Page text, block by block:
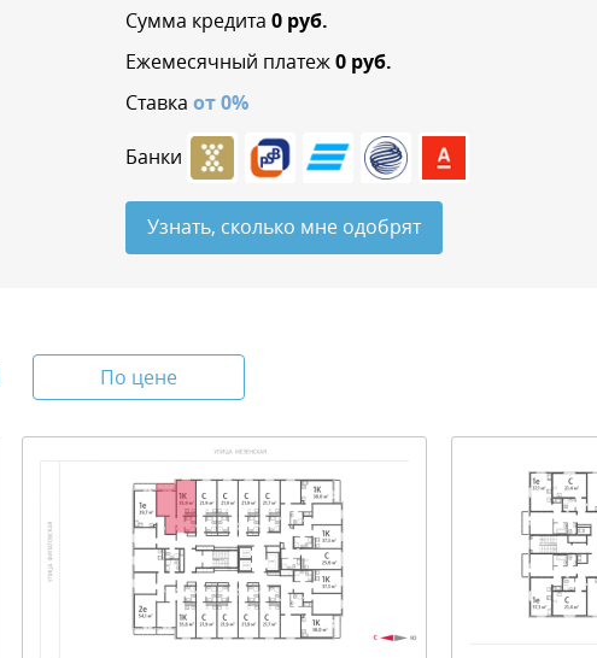
Сумма кредита 0 руб.
Ежемесячный платеж 0 руб.
Ставка от0%
Банки
Узнать, сколько мне одобрят
По цене